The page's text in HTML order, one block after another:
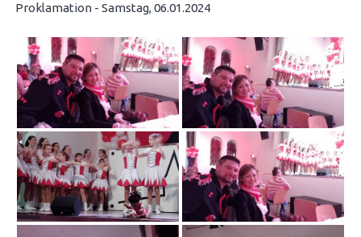
Proklamation - Samstag, 06.01.2024